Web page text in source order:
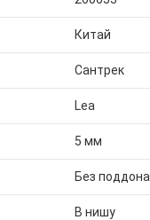
Китай
Сантрек
Lea
5 мм
Без поддона
В нишу